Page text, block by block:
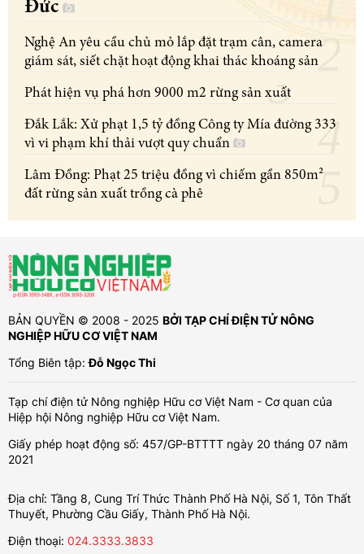
Đức
Nghệ An yêu cầu chủ mỏ lắp đặt trạm cân, camera
giám sát, siết chặt hoạt động khai thác khoáng sản
Phát hiện vụ phá hơn 9000 m2 rừng sản xuất
Đắk Lắk: Xử phạt 1,5 tỷ đồng Công ty Mía đường 333
vì vi phạm khí thải vượt quy chuẩn
Lâm Đồng: Phạt 25 triệu đồng vì chiếm gần 850m²
đất rừng sản xuất trồng cà phê
BẢN QUYỀN © 2008 - 2025 BỞI TẠP CHÍ ĐIỆN TỬ NÔNG
NGHIỆP HỮU CƠ VIỆT NAM
Tổng Biên tập:Đỗ Ngọc Thi
Tạp chí điện tử Nông nghiệp Hữu cơ Việt Nam - Cơ quan của
Hiệp hội Nông nghiệp Hữu cơ Việt Nam.
Giấy phép hoạt động số: 457/GP-BTTTT ngày 20 tháng 07 năm
2021
Địa chỉ: Tầng 8, Cung Trí Thức Thành Phố Hà Nội, Số 1, Tôn Thất
Thuyết, Phường Cầu Giấy, Thành Phố Hà Nội.
Điện thoại: 024.3333.3833